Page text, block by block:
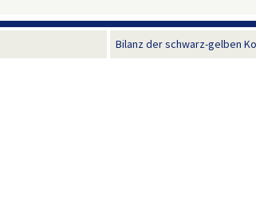
Bilanz der schwarz-gelben